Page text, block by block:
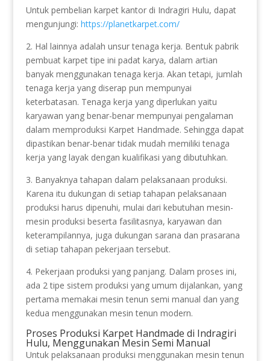
Untuk pembelian karpet kantor di Indragiri Hulu, dapat
mengunjungi: https://planetkarpet.com/
2. Hal lainnya adalah unsur tenaga kerja. Bentuk pabrik
pembuat karpet tipe ini padat karya, dalam artian
banyak menggunakan tenaga kerja. Akan tetapi, jumlah
tenaga kerja yang diserap pun mempunyai
keterbatasan. Tenaga kerja yang diperlukan yaitu
karyawan yang benar-benar mempunyai pengalaman
dalam memproduksi Karpet Handmade. Sehingga dapat
dipastikan benar-benar tidak mudah memiliki tenaga
kerja yang layak dengan kualifikasi yang dibutuhkan.
3. Banyaknya tahapan dalam pelaksanaan produksi.
Karena itu dukungan di setiap tahapan pelaksanaan
produksi harus dipenuhi, mulai dari kebutuhan mesin-
mesin produksi beserta fasilitasnya, karyawan dan
keterampilannya, juga dukungan sarana dan prasarana
di setiap tahapan pekerjaan tersebut.
4. Pekerjaan produksi yang panjang. Dalam proses ini,
ada 2 tipe sistem produksi yang umum dijalankan, yang
pertama memakai mesin tenun semi manual dan yang
kedua menggunakan mesin tenun modern.
Proses Produksi Karpet Handmade di Indragiri
Hulu, Menggunakan Mesin Semi Manual
Untuk pelaksanaan produksi menggunakan mesin tenun